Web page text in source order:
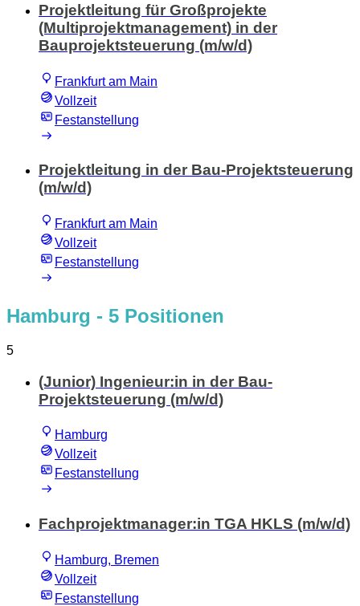
Projektleitung für Großprojekte
(Multiprojektmanagement) in der
Bauprojektsteuerung (m/w/d)
Frankfurt am Main
Vollzeit
Festanstellung
Projektleitung in der Bau-Projektsteuerung
(m/w/d)
Frankfurt am Main
Vollzeit
Festanstellung
Hamburg - 5 Positionen
5
(Junior) Ingenieur:in in der Bau-
Projektsteuerung (m/w/d)
Hamburg
Vollzeit
Festanstellung
Fachprojektmanager:in TGA HKLS (m/w/d)
Hamburg, Bremen
Vollzeit
Festanstellung